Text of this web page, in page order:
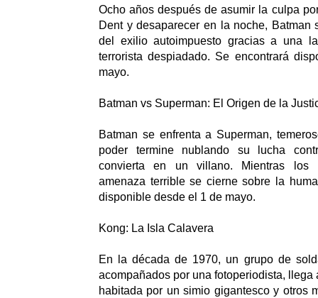
Ocho años después de asumir la culpa
Dent y desaparecer en la noche, Batman
del exilio autoimpuesto gracias a una
terrorista despiadado. Se encontrará
mayo.
Batman vs Superman: El Origen de la
Batman se enfrenta a Superman,
poder termine nublando su lucha
convierta en un villano. Mientras los
amenaza terrible se cierne sobre la
disponible desde el 1 de mayo.
Kong: La Isla Calavera
En la década de 1970, un grupo de
acompañados por una fotoperiodista,
habitada por un simio gigantesco y otros